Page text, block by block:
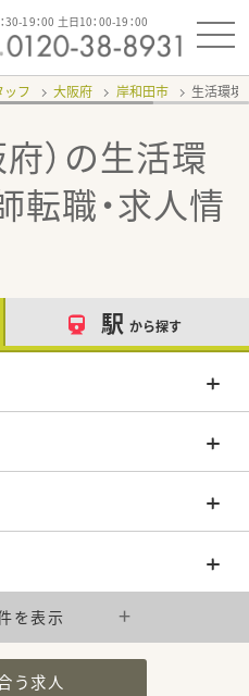
30-19：00 土日10：00-19：00
ッフ 大阪府 岸和田市 生活環
）の生活環
転職・求人情
駅 から探す
を表示
う求人